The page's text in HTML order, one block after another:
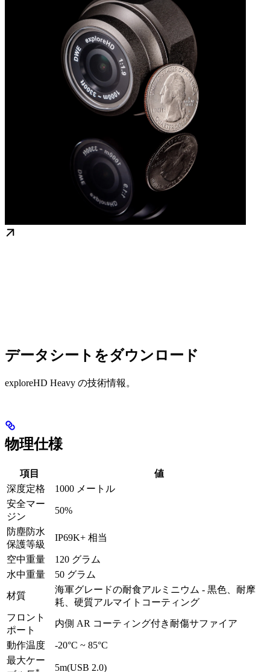
データシートをダウンロード
exploreHD Heavy の技術情報。
物理仕様
項目
値
深度定格
1000 メートル
安全マー
ジン
50%
防塵防水
保護等級
IP69K+ 相当
空中重量
120 グラム
水中重量
50 グラム
材質
海軍グレードの耐食アルミニウム - 黒色、耐摩
耗、硬質アルマイトコーティング
フロント
ポート
内側 AR コーティング付き耐傷サファイア
動作温度
-20°C ~ 85°C
最大ケー
5m(USB 2.0)